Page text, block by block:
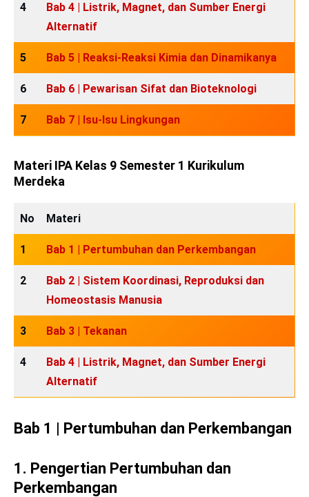
4
Bab 4 | Listrik, Magnet, dan Sumber Energi
Alternatif
5 Bab 5 | Reaksi-Reaksi Kimia dan Dinamikanya
6 Bab 6 | Pewarisan Sifat dan Bioteknologi
7 Bab 7 | Isu-Isu Lingkungan
Materi IPA Kelas 9 Semester 1 Kurikulum
Merdeka
No Materi
1 Bab 1 | Pertumbuhan dan Perkembangan
2
Bab 2 | Sistem Koordinasi, Reproduksi dan
Homeostasis Manusia
3 Bab 3 | Tekanan
4
Bab 4 | Listrik, Magnet, dan Sumber Energi
Alternatif
Bab 1 | Pertumbuhan dan Perkembangan
1. Pengertian Pertumbuhan dan
Perkembangan